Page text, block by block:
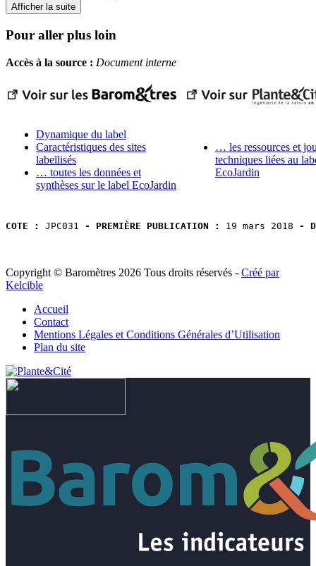
Afficher la suite
Pour aller plus loin
Accès à la source : Document interne
Dynamique du label
Caractéristiques des sites
labellisés
… toutes les données et
synthèses sur le label EcoJardin
… les ressources et
techniques liées au
EcoJardin
COTE : JPC031 - PREMIÈRE PUBLICATION : 19 mars 2018 -
Copyright © Baromètres 2026 Tous droits réservés - Créé par
Kelcible
Accueil
Contact
Mentions Légales et Conditions Générales d’Utilisation
Plan du site